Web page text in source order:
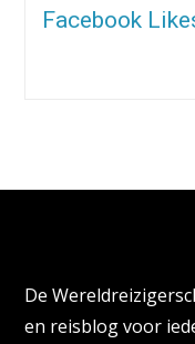
Facebook
De
en reisblog voor